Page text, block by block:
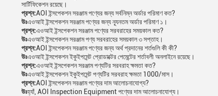
সার্টিফিকেশন রয়েছে।
প্রশ্ন:AOI ইন্সপেকশন সরঞ্জাম পণ্যের জন্য সর্বনিম্ন অর্ডার পরিমাণ কত?
উঃএওআই ইন্সপেকশন সরঞ্জাম পণ্যের জন্য ন্যূনতম অর্ডার পরিমাণ ১।
প্রশ্ন:এওআই ইন্সপেকশন সরঞ্জাম পণ্যের সরবরাহের সময়কাল কত?
উঃএওআই ইন্সপেকশন সরঞ্জাম পণ্য সরবরাহের সময়কাল ৩ সপ্তাহ।
প্রশ্ন:AOI ইন্সপেকশন সরঞ্জাম পণ্যের জন্য অর্থ প্রদানের শর্তগুলি কী কী?
উঃএওআই ইন্সপেকশন ইকুইপমেন্ট প্রোডাক্টের পেমেন্টের শর্তাবলী অনলাইনে রয়েছে।
প্রশ্ন:এওআই ইন্সপেকশন সরঞ্জাম পণ্যটির সরবরাহ ক্ষমতা কত?
উঃএওআই ইন্সপেকশন ইকুইপমেন্ট পণ্যটির সরবরাহ ক্ষমতা 1000/মাস।
প্রশ্ন:AOI ইন্সপেকশন সরঞ্জাম পণ্যের দাম আলোচনাযোগ্য?
উঃহ্যাঁ, AOI Inspection Equipment পণ্যের দাম আলোচনাযোগ্য।